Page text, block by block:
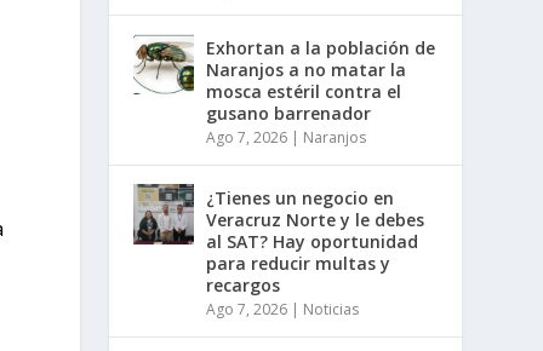
Exhortan a la población de
Naranjos a no matar la
mosca estéril contra el
gusano barrenador
Ago 7, 2026 | Naranjos
¿Tienes un negocio en
Veracruz Norte y le debes
al SAT? Hay oportunidad
para reducir multas y
recargos
Ago 7, 2026 | Noticias